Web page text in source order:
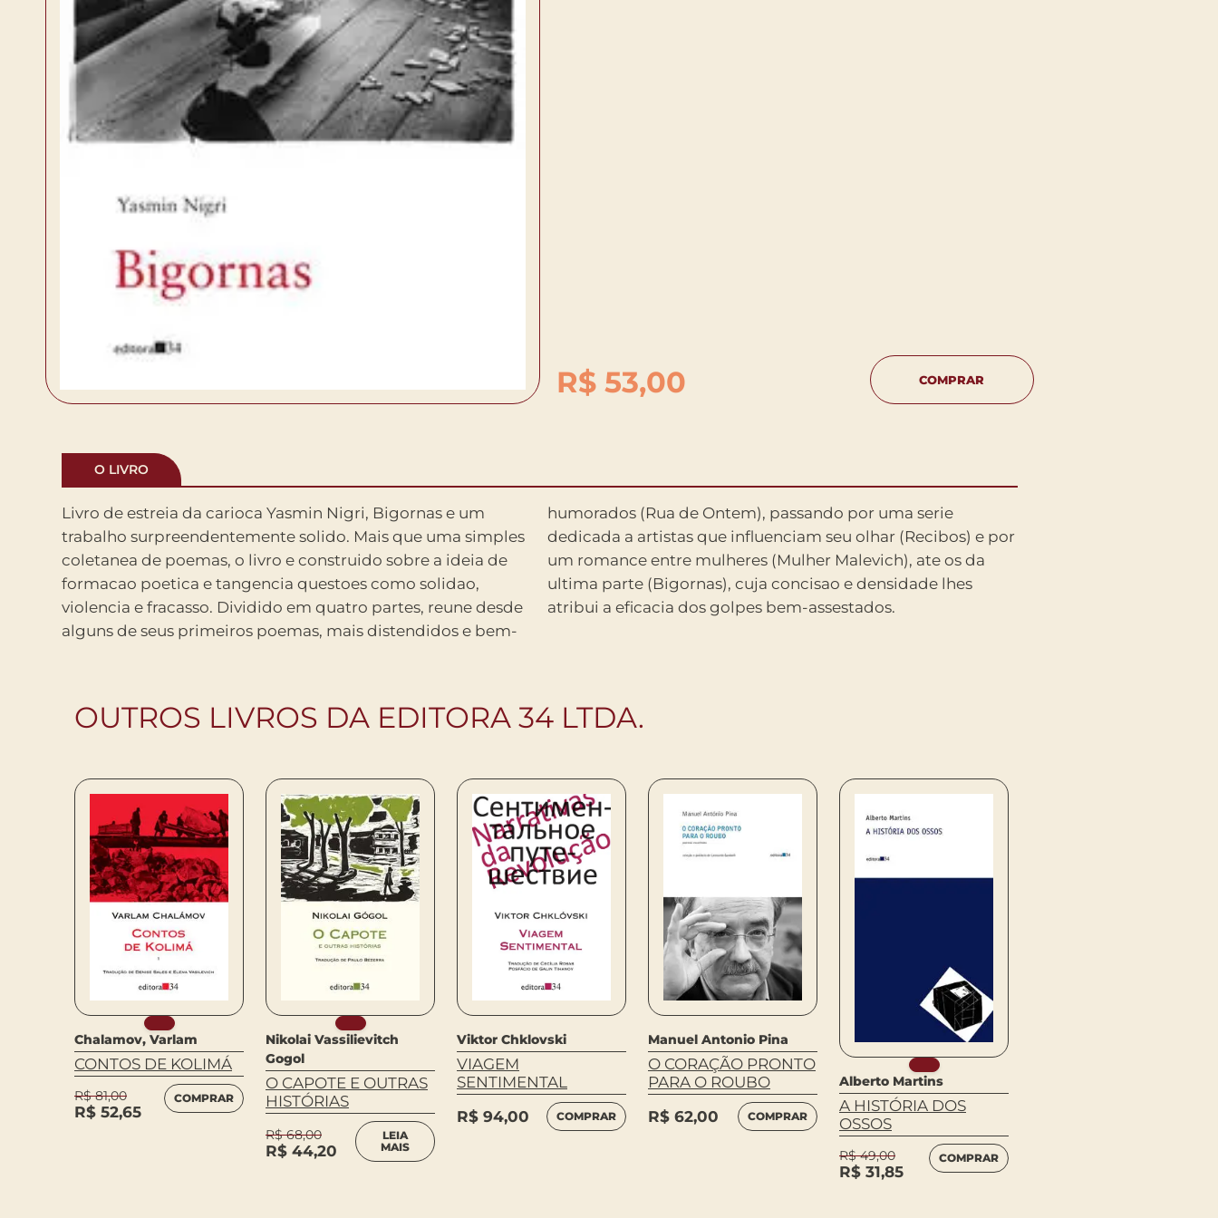
R$53,00 COMPRAR
O LIVRO
Livro de estreia da carioca Yasmin Nigri, Bigornas e um
trabalho surpreendentemente solido. Mais que uma simples
coletanea de poemas, o livro e construido sobre a ideia de
formacao poetica e tangencia questoes como solidao,
violencia e fracasso. Dividido em quatro partes, reune desde
alguns de seus primeiros poemas, mais distendidos e bem-
humorados (Rua de Ontem), passando por uma serie
dedicada a artistas que influenciam seu olhar (Recibos) e por
um romance entre mulheres (Mulher Malevich), ate os da
ultima parte (Bigornas), cuja concisao e densidade lhes
atribui a eficacia dos golpes bem-assestados.
OUTROS LIVROS DA EDITORA 34 LTDA.
Chalamov, Varlam
CONTOS DE KOLIMÁ
R$81,00
R$ 52,65
COMPRAR
Nikolai Vassilievitch
Gogol
O CAPOTE E OUTRAS
HISTÓRIAS
R$68,00
R$ 44,20
LEIA
MAIS
Viktor Chklovski
VIAGEM
SENTIMENTAL
R$ 94,00 COMPRAR
Manuel Antonio Pina
O CORAÇÃO PRONTO
PARA O ROUBO
R$ 62,00 COMPRAR
Alberto Martins
A HISTÓRIA DOS
OSSOS
R$49,00
R$ 31,85
COMPRAR